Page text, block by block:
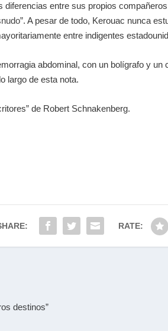
entre sus propios
”. A pesar de todo, Kerouac nunca
entre indigentes
abdominal, con un bolígrafo y
largo de esta nota.
de Robert Schnakenberg.
RATE:
destinos”